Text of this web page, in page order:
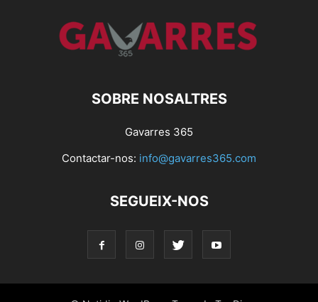
SOBRE NOSALTRES
Gavarres 365
Contactar-nos: info@gavarres365.com
SEGUEIX-NOS